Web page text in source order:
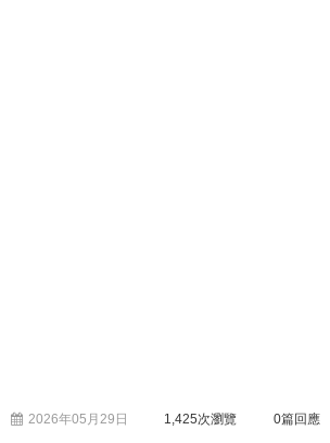
2026年05月29日 1,425次瀏覽 0篇回應